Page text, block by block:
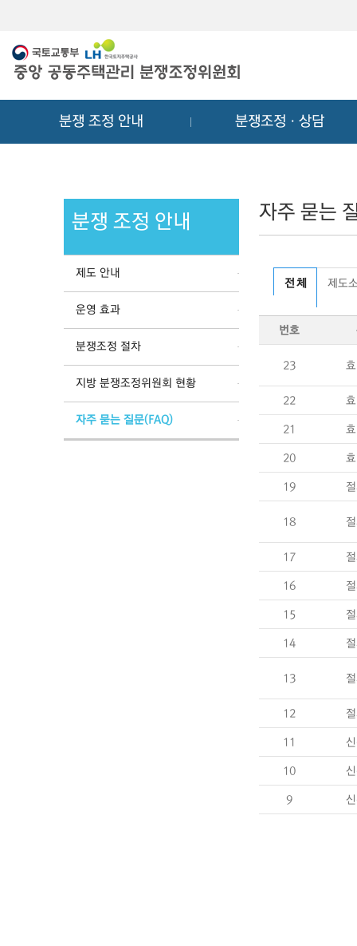
분쟁 조정 안내 분쟁조정ㆍ상담
분쟁 조정 안내
제도 안내
운영 효과
분쟁조정 절차
지방 분쟁조정위원회 현황
자주 묻는 질문(FAQ)
자주 묻는
전 체 제도
번호
23
22
21
20
19
18
17
16
15
14
13
12
11
10
9